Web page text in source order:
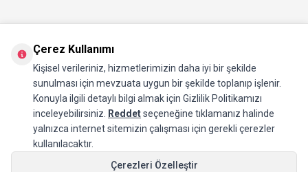
Üye
Hakkımızda
Çerez Kullanımı
Kişisel verileriniz, hizmetlerimizin daha iyi bir şekilde
sunulması için mevzuata uygun bir şekilde toplanıp işlenir.
Konuyla ilgili detaylı bilgi almak için Gizlilik Politikamızı
inceleyebilirsiniz.
Reddetseçeneğine tıklamanız halinde
yalnızca internet sitemizin çalışması için gerekli çerezler
kullanılacaktır.
Çerezleri Özelleştir